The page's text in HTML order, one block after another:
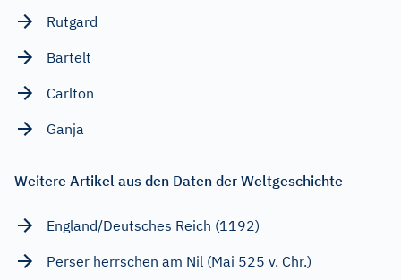
Rutgard
Bartelt
Carlton
Ganja
Weitere Artikel aus den Daten der Weltgeschichte
England/Deutsches Reich (1192)
Perser herrschen am Nil (Mai 525 v. Chr.)